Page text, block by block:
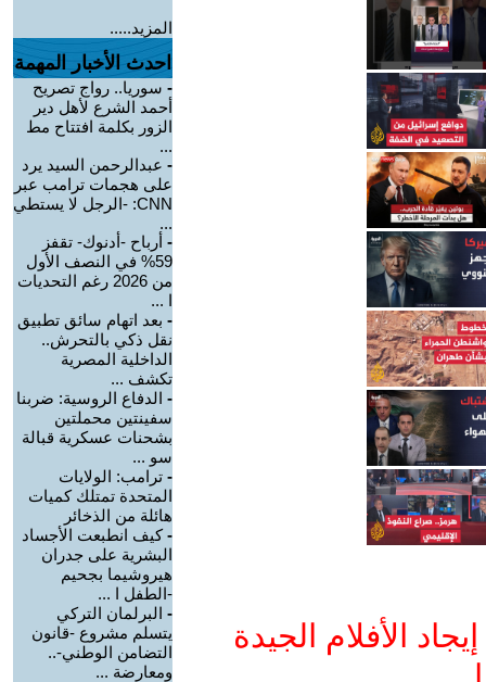
الأفلام الجيدة
المزيد.....
احدث الأخبار المهمة
- سوريا.. رواج تصريح
أحمد الشرع لأهل دير
الزور بكلمة افتتاح مط
...
- عبدالرحمن السيد يرد
على هجمات ترامب عبر
CNN: -الرجل لا يستطي
...
- أرباح -أدنوك- تقفز
59% في النصف الأول
من 2026 رغم التحديات
ا ...
- بعد اتهام سائق تطبيق
نقل ذكي بالتحرش..
الداخلية المصرية
تكشف ...
- الدفاع الروسية: ضربنا
سفينتين محملتين
بشحنات عسكرية قبالة
سو ...
- ترامب: الولايات
المتحدة تمتلك كميات
هائلة من الذخائر
-كيف انطبعت الأجساد
البشرية على جدران
هيروشيما بجحيم
-الطفل ا ...
- البرلمان التركي
يتسلم مشروع -قانون
التضامن الوطني-..
ومعارضة ...